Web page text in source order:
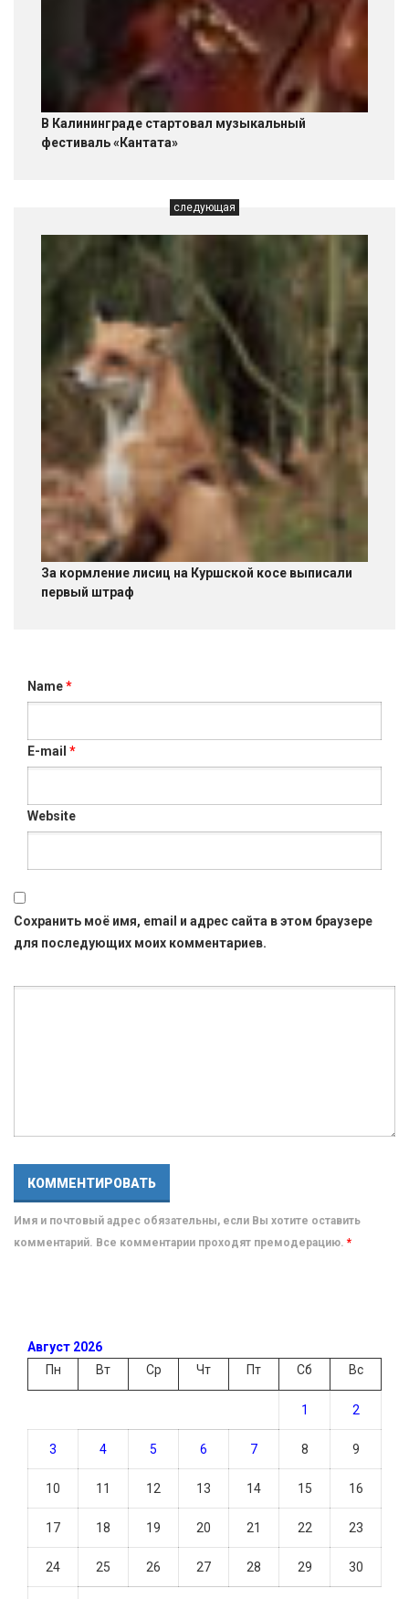
В Калининграде стартовал музыкальный
фестиваль «Кантата»
следующая
За кормление лисиц на Куршской косе выписали
первый штраф
Name*
E-mail *
Website
Сохранить моё имя, email и адрес сайта в этом браузере
для последующих моих комментариев.
Имя и почтовый адрес обязательны, если Вы хотите оставить
комментарий. Все комментарии проходят премодерацию. *
Август 2026
Пн
Вт Ср Чт Пт Сб Вс
1 2
3 4 5 6 7 8 9
10 11 12 13 14 15 16
17 18 19 20 21 22 23
24 25 26 27 28 29 30